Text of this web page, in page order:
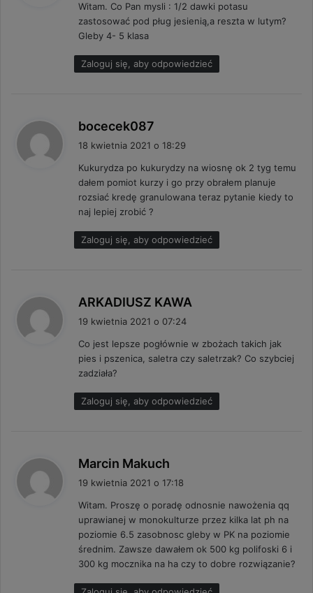
z
e
Witam. Co Pan mysli : 1/2 dawki potasu
zastosować pod pług jesienią,a reszta w lutym?
Gleby 4- 5 klasa
Zaloguj się, aby odpowiedzieć
bocecek087
z
e
:
18 kwietnia 2021 o 18:29
Kukurydza po kukurydzy na wiosnę ok 2 tyg temu
dałem pomiot kurzy i go przy obrałem planuje
rozsiać kredę granulowana teraz pytanie kiedy to
naj lepiej zrobić ?
Zaloguj się, aby odpowiedzieć
ARKADIUSZ KAWA
z
e
19 kwietnia 2021 o 07:24
Co jest lepsze pogłównie w zbożach takich jak
pies i pszenica, saletra czy saletrzak? Co szybciej
zadziała?
Zaloguj się, aby odpowiedzieć
Marcin Makuch
i
z
e
:
19 kwietnia 2021 o 17:18
Witam. Proszę o poradę odnosnie nawożenia qq
uprawianej w monokulturze przez kilka lat ph na
poziomie 6.5 zasobnosc gleby w PK na poziomie
średnim. Zawsze dawałem ok 500 kg polifoski 6 i
300 kg mocznika na ha czy to dobre rozwiązanie?